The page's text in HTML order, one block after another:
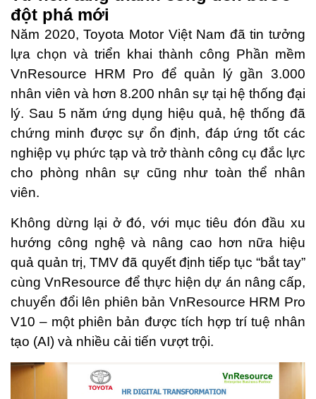
đột phá mới
Năm 2020, Toyota Motor Việt Nam đã tin tưởng
lựa chọn và triển khai thành công Phần mềm
VnResource HRM Pro để quản lý gần 3.000
nhân viên và hơn 8.200 nhân sự tại hệ thống đại
lý. Sau 5 năm ứng dụng hiệu quả, hệ thống đã
chứng minh được sự ổn định, đáp ứng tốt các
nghiệp vụ phức tạp và trở thành công cụ đắc lực
cho phòng nhân sự cũng như toàn thể nhân
viên.
Không dừng lại ở đó, với mục tiêu đón đầu xu
hướng công nghệ và nâng cao hơn nữa hiệu
quả quản trị, TMV đã quyết định tiếp tục “bắt tay”
cùng VnResource để thực hiện dự án nâng cấp,
chuyển đổi lên phiên bản VnResource HRM Pro
V10 – một phiên bản được tích hợp trí tuệ nhân
tạo (AI) và nhiều cải tiến vượt trội.